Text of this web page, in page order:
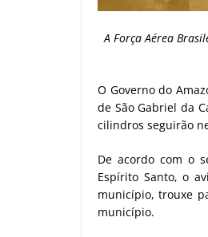
A Força Aérea
O Governo do
de São Gabriel da
cilindros seguirão
De acordo com o
Espírito Santo, o
município, trouxe
município.